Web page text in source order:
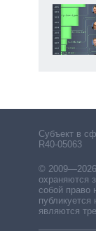
Субъект в
R40-05063
© 2009—2026
охраняются
собой право
публикуется
являются